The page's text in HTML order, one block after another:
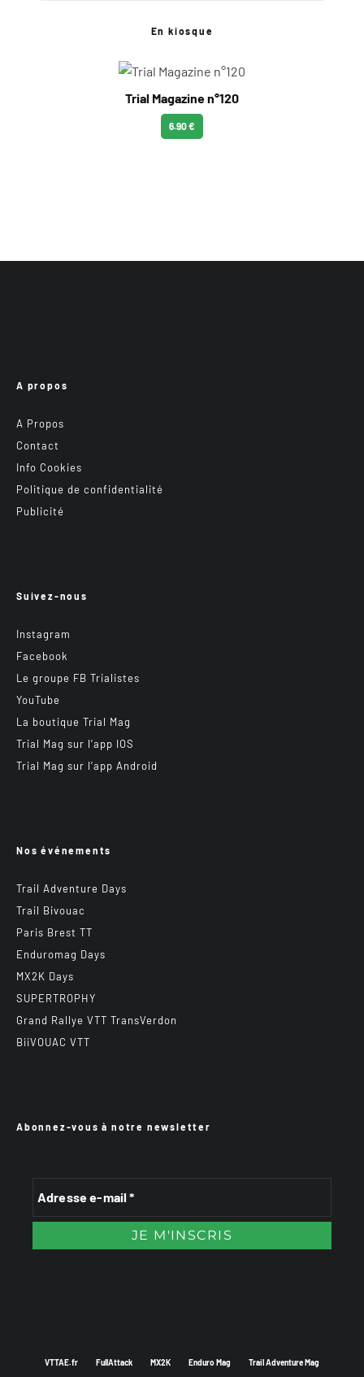
En kiosque
Trial Magazine n°120
6.90 €
A propos
A Propos
Contact
Info Cookies
Politique de confidentialité
Publicité
Suivez-nous
Instagram
Facebook
Le groupe FB Trialistes
YouTube
La boutique Trial Mag
Trial Mag sur l’app IOS
Trial Mag sur l’app Android
Nos événements
Trail Adventure Days
Trail Bivouac
Paris Brest TT
Enduromag Days
MX2K Days
SUPERTROPHY
Grand Rallye VTT TransVerdon
BiiVOUAC VTT
Abonnez-vous à notre newsletter
VTTAE.fr FullAttack MX2K Enduro Mag Trail Adventure Mag